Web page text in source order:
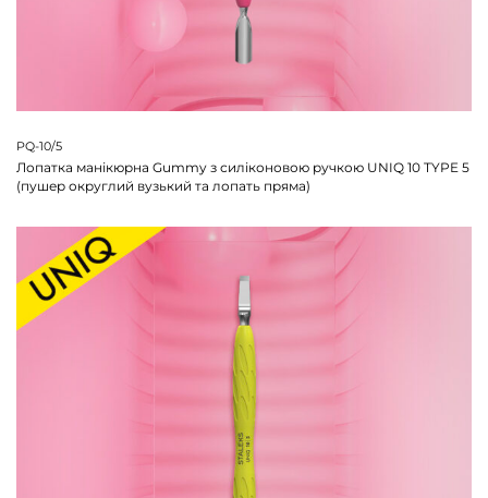
PQ-10/5
Лопатка манікюрна Gummy з силіконовою ручкою UNIQ 10 TYPE 5
(пушер округлий вузький та лопать пряма)